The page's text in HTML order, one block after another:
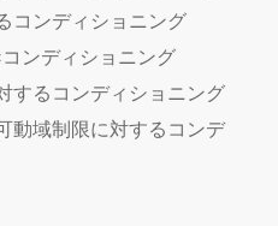
コンディショニング
ンディショニング
するコンディショニング
動域制限に対するコンデ